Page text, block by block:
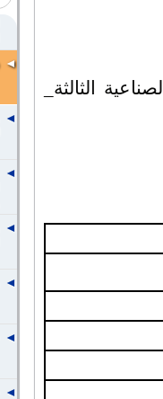
الثالثة_